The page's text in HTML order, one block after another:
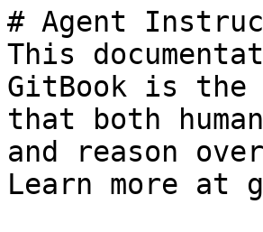
# Agent
This
GitBook is the
that both
and reason
Learn more at